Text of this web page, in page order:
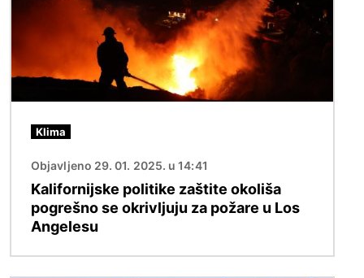
Klima
Objavljeno 29. 01. 2025. u 14:41
Kalifornijske politike zaštite okoliša
pogrešno se okrivljuju za požare u Los
Angelesu